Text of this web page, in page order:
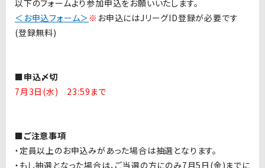
以下のフォームより参加申込をお願いいたします。
＜お申込フォーム＞ ※ お申込にはJリーグID登録が必要です
(登録無料)
■申込〆切
7月3日(水) 23:59まで
■ご注意事項
・定員以上のお申込みがあった場合は抽選となります。
・もし抽選となった場合は、ご当選の方にのみ7月5日(金)までに